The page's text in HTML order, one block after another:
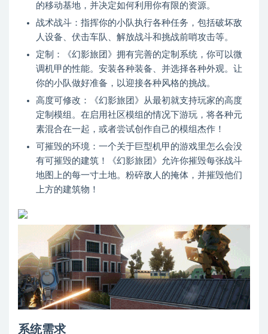
的移动基地，并决定如何利用你有限的资源。
战术战斗：指挥你的小队执行各种任务，包括破坏敌
人设备、伏击车队、解放战斗和挑战前哨攻击等。
定制：《幻影旅团》拥有完善的定制系统，你可以微
调机甲的性能。安装各种装备、并选择各种外观。让
你的小队做好准备，以迎接各种风格的挑战。
高度可修改：《幻影旅团》从最初就支持玩家的高度
定制模组。在启用社区模组的情况下游玩，将各种元
素混合在一起，或者尝试创作自己的模组杰作！
可摧毁的环境：一个关于巨型机甲的游戏里怎么会没
有可摧毁的建筑！《幻影旅团》允许你摧毁每张战斗
地图上的每一寸土地。粉碎敌人的掩体，并摧毁他们
上方的建筑物！
系统需求